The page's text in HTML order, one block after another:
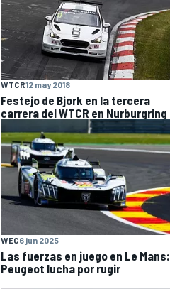
WTCR12 may 2018
Festejo de Bjork en la tercera
carrera del WTCR en Nurburgring
WEC6 jun 2025
Las fuerzas en juego en Le Mans:
Peugeot lucha por rugir